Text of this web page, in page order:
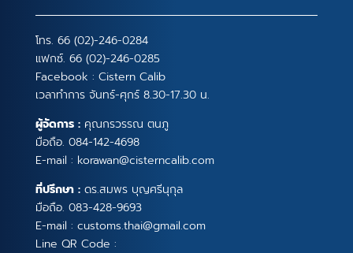
โทร. 66 (02)-246-0284
แฟกซ์. 66 (02)-246-0285
Facebook : Cistern Calib
เวลาทำการ จันทร์-ศุกร์ 8.30-17.30 น.
ผู้จัดการ :คุณกรวรรณ ตนภู
มือถือ. 084-142-4698
E-mail : korawan@cisterncalib.com
ที่ปรึกษา :ดร.สมพร บุญศรีนุกุล
มือถือ. 083-428-9693
E-mail : customs.thai@gmail.com
Line QR Code :